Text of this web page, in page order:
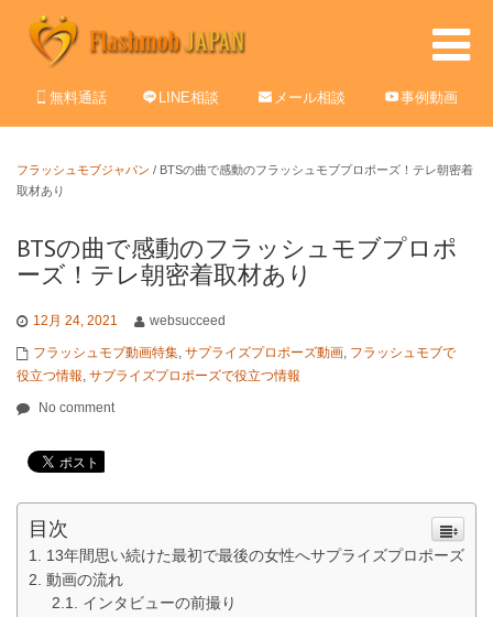
無料通話 LINE相談 メール相談 事例動画
フラッシュモブジャパン / BTSの曲で感動のフラッシュモブプロポーズ！テレ朝密着
取材あり
BTSの曲で感動のフラッシュモブプロポ
ーズ！テレ朝密着取材あり
12月 24, 2021 websucceed
フラッシュモブ動画特集, サプライズプロポーズ動画, フラッシュモブで
役立つ情報, サプライズプロポーズで役立つ情報
No comment
目次
13年間思い続けた最初で最後の女性へサプライズプロポーズ
動画の流れ
インタビューの前撮り